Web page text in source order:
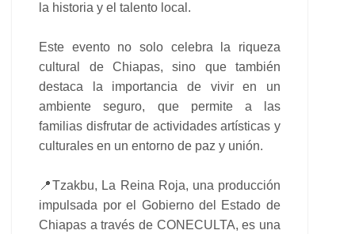
la historia y el talento local.
Este evento no solo celebra la riqueza
cultural de Chiapas, sino que también
destaca la importancia de vivir en un
ambiente seguro, que permite a las
familias disfrutar de actividades artísticas y
culturales en un entorno de paz y unión.
📍Tzakbu, La Reina Roja, una producción
impulsada por el Gobierno del Estado de
Chiapas a través de CONECULTA, es una